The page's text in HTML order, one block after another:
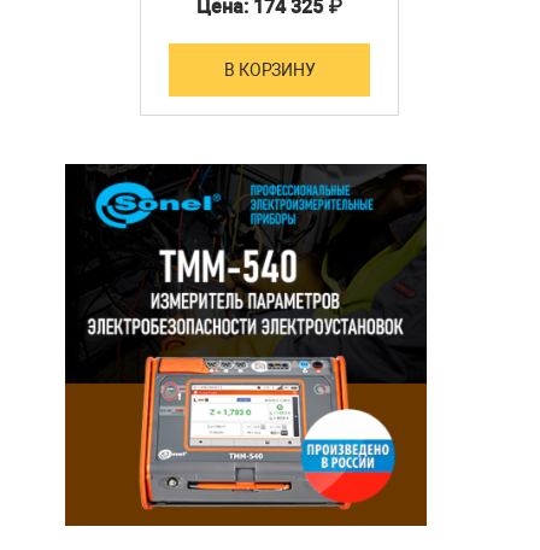
Цена: 174 325 ₽
В КОРЗИНУ